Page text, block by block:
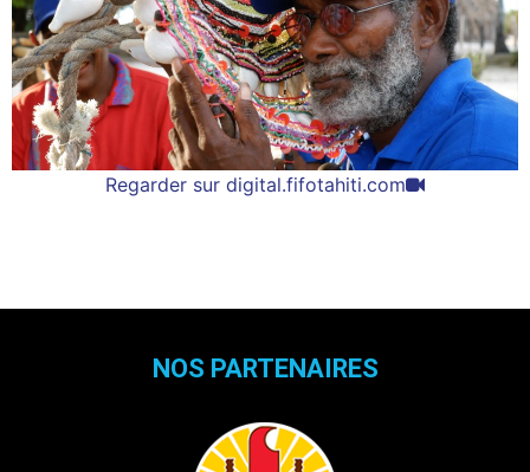
Regarder sur digital.fifotahiti.com
NOS PARTENAIRES